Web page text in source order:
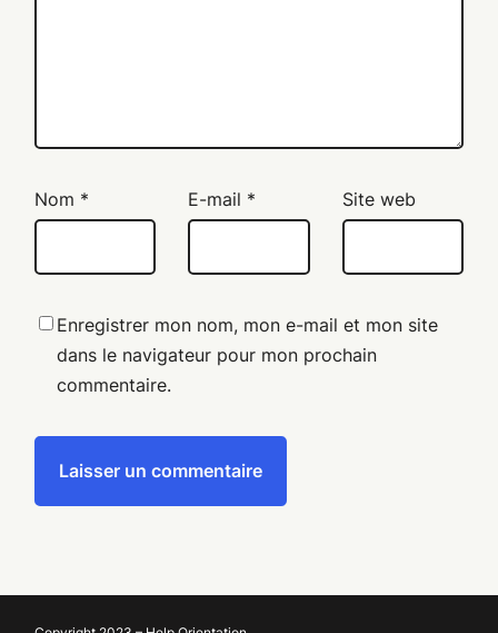
Nom * E-mail * Site web
Enregistrer mon nom, mon e-mail et mon site
dans le navigateur pour mon prochain
commentaire.